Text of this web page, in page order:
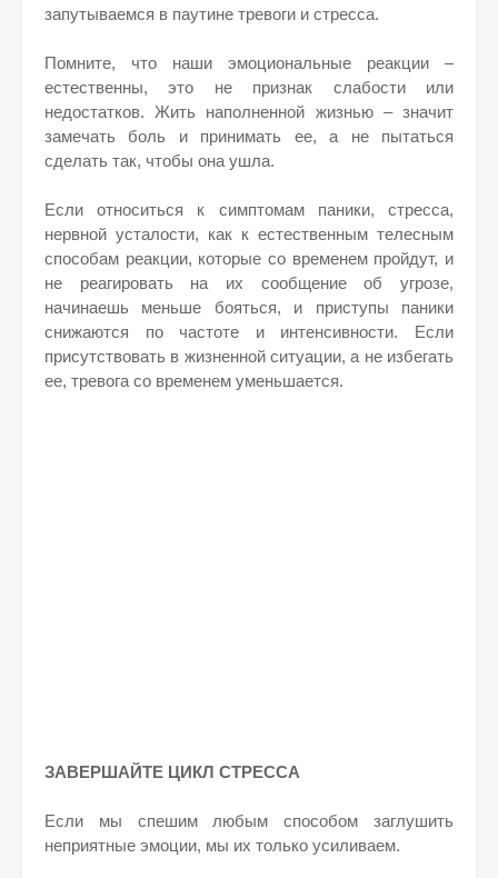
запутываемся в паутине тревоги и стресса.
Помните, что наши эмоциональные реакции –
естественны, это не признак слабости или
недостатков. Жить наполненной жизнью – значит
замечать боль и принимать ее, а не пытаться
сделать так, чтобы она ушла.
Если относиться к симптомам паники, стресса,
нервной усталости, как к естественным телесным
способам реакции, которые со временем пройдут, и
не реагировать на их сообщение об угрозе,
начинаешь меньше бояться, и приступы паники
снижаются по частоте и интенсивности. Если
присутствовать в жизненной ситуации, а не избегать
ее, тревога со временем уменьшается.
ЗАВЕРШАЙТЕ ЦИКЛ СТРЕССА
Если мы спешим любым способом заглушить
неприятные эмоции, мы их только усиливаем.